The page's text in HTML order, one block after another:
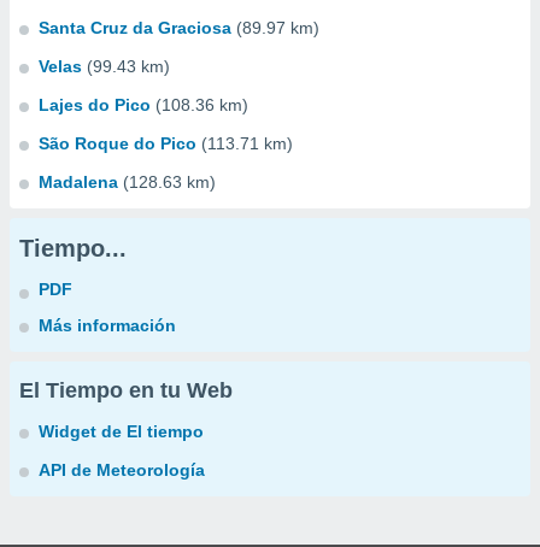
Santa Cruz da Graciosa (89.97 km)
Velas (99.43 km)
Lajes do Pico (108.36 km)
São Roque do Pico (113.71 km)
Madalena (128.63 km)
Tiempo...
PDF
Más información
El Tiempo en tu Web
Widget de El tiempo
API de Meteorología